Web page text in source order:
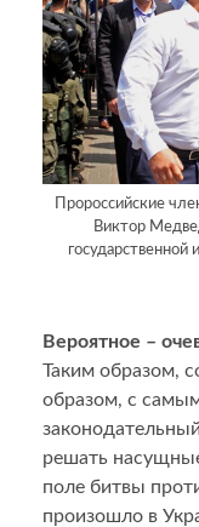
Пророссийские
Виктор
Вероятное –
Таким образом,
образом, с
решать
поле битвы
произошло в